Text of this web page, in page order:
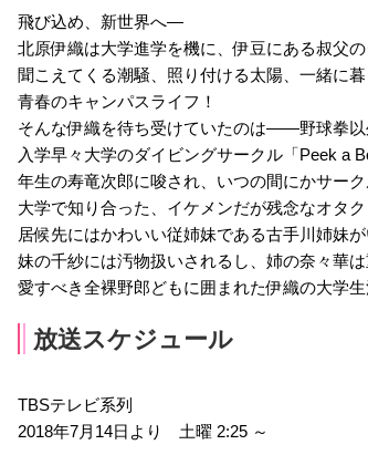
飛び込め、新世界へ―
北原伊織は大学進学を機に、伊豆にある叔父
聞こえてくる潮騒、照り付ける太陽、一緒に
青春のキャンパスライフ！
そんな伊織を待ち受けていたのは――野球拳
入学早々大学のダイビングサークル「Peek a
年生の寿竜次郎に唆され、いつの間にかサー
大学で知り合った、イケメンだが残念なオタ
居候先にはかわいい従姉妹である古手川姉妹が
妹の千紗には汚物扱いされるし、姉の奈々華
愛すべき全裸野郎どもに囲まれた伊織の大学
放送スケジュール
TBSテレビ系列
2018年7月14日より 土曜 2:25 ～